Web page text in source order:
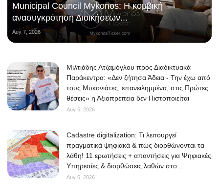
Municipal Council Mykonos: Η κομβική
ανασυγκρότηση Διοικήσεων...
Αυγ 7, 2026
Μιλτιάδης Ατζαμόγλου προς Διαδικτυακά
Παράκεντρα: «Δεν ζήτησα Άδεια - Την έχω από
τους Μυκονιάτες, επανειλημμένα, στις Πρώτες
θέσεις» η Αξιοπρέπεια δεν Πιστοποιείται
Αυγ 6, 2026
Cadastre digitalization: Τι λειτουργεί
πραγματικά ψηφιακά & πώς διορθώνονται τα
λάθη! 11 ερωτήσεις + απαντήσεις για Ψηφιακές
Υπηρεσίες & διορθώσεις λαθών στο...
Αυγ 6, 2026